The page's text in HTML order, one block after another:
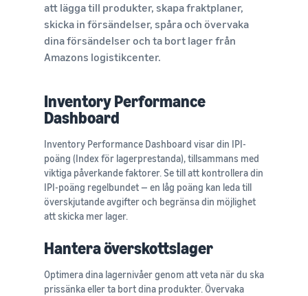
att lägga till produkter, skapa fraktplaner,
skicka in försändelser, spåra och övervaka
dina försändelser och ta bort lager från
Amazons logistikcenter.
Inventory Performance
Dashboard
Inventory Performance Dashboard visar din IPI-
poäng (Index för lagerprestanda), tillsammans med
viktiga påverkande faktorer. Se till att kontrollera din
IPI-poäng regelbundet — en låg poäng kan leda till
överskjutande avgifter och begränsa din möjlighet
att skicka mer lager.
Hantera överskottslager
Optimera dina lagernivåer genom att veta när du ska
prissänka eller ta bort dina produkter. Övervaka